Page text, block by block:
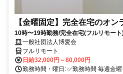
【金曜固定】完全在宅のオン
10時〜19時勤務/完全在宅(フルリモー
業務一般社団法人博愛会
フルリモート
日給32,000円～80,000円
勤務時間・曜日: ✅勤務時間 毎週金